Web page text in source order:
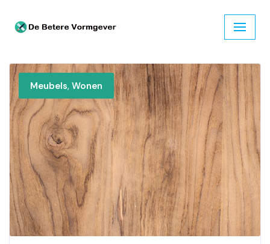
Ga
de
inhoud
Meubels,Wonen